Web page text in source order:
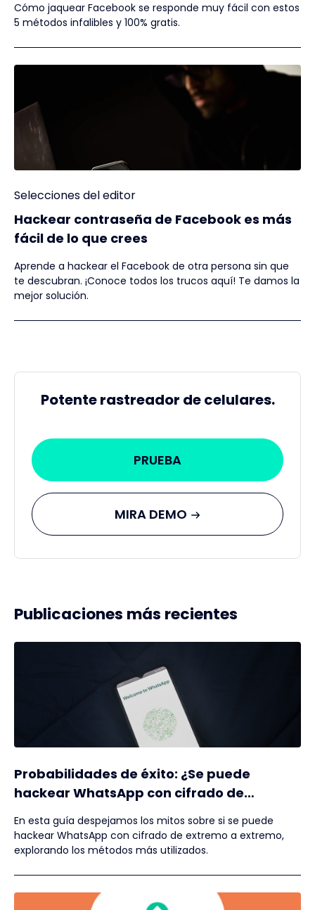
Cómo jaquear Facebook se responde muy fácil con estos
5 métodos infalibles y 100% gratis.
Selecciones del editor
Hackear contraseña de Facebook es más
fácil de lo que crees
Aprende a hackear el Facebook de otra persona sin que
te descubran. ¡Conoce todos los trucos aquí! Te damos la
mejor solución.
Potente rastreador de celulares.
PRUEBA
MIRA DEMO
Publicaciones más recientes
Probabilidades de éxito: ¿Se puede
hackear WhatsApp con cifrado de
extremo a extremo?
En esta guía despejamos los mitos sobre si se puede
hackear WhatsApp con cifrado de extremo a extremo,
explorando los métodos más utilizados.